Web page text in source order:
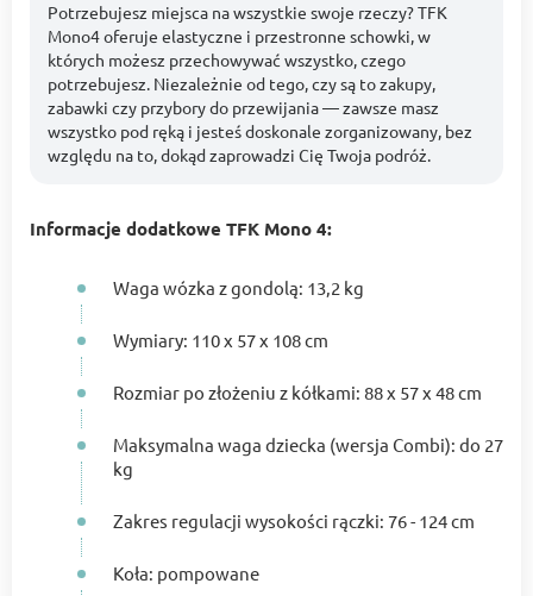
Potrzebujesz miejsca na wszystkie swoje rzeczy? TFK
Mono4 oferuje elastyczne i przestronne schowki, w
których możesz przechowywać wszystko, czego
potrzebujesz. Niezależnie od tego, czy są to zakupy,
zabawki czy przybory do przewijania — zawsze masz
wszystko pod ręką i jesteś doskonale zorganizowany, bez
względu na to, dokąd zaprowadzi Cię Twoja podróż.
Informacje dodatkowe TFK Mono 4:
Waga wózka z gondolą: 13,2 kg
Wymiary: 110 x 57 x 108 cm
Rozmiar po złożeniu z kółkami: 88 x 57 x 48 cm
Maksymalna waga dziecka (wersja Combi): do 27
kg
Zakres regulacji wysokości rączki: 76 - 124 cm
Koła: pompowane